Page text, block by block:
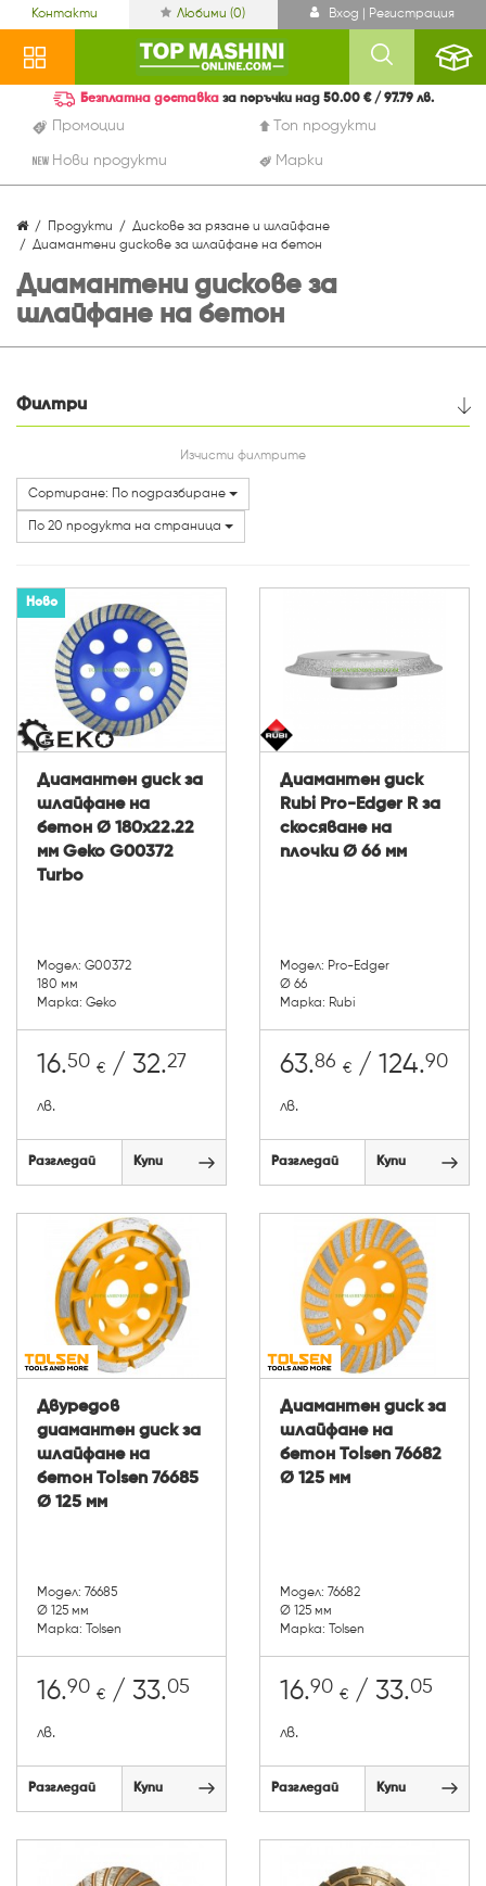
Контакти Любими (0) Вход | Регистрация
Промоции Топ продукти
Нови продукти Марки
Безплатна доставка за поръчки над 50.00 € / 97.79 лв.
Продукти
Дискове за рязане и шлайфане
Диамантени дискове за шлайфане на бетон
Диамантени дискове за
шлайфане на бетон
Филтри
Марки
Изчисти филтрите
Сортиране: По подразбиране
По 20 продукта на страница
Ново
Диамантен диск за
шлайфане на
бетон Ø 180x22.22
мм Geko G00372
Turbo
Модел: G00372
180 мм
Марка: Geko
16.50 € / 32.27
лв.
Разгледай Купи
Диамантен диск
Rubi Pro-Edger R за
скосяване на
плочки Ø 66 мм
Модел: Pro-Edger
Ø 66
Марка: Rubi
63.86 € / 124.90
лв.
Разгледай Купи
Двуредов
диамантен диск за
шлайфане на
бетон Tolsen 76685
Ø 125 мм
Модел: 76685
Ø 125 мм
Марка: Tolsen
16.90 € / 33.05
лв.
Разгледай Купи
Диамантен диск за
шлайфане на
бетон Tolsen 76682
Ø 125 мм
Модел: 76682
Ø 125 мм
Марка: Tolsen
16.90 € / 33.05
лв.
Разгледай Купи